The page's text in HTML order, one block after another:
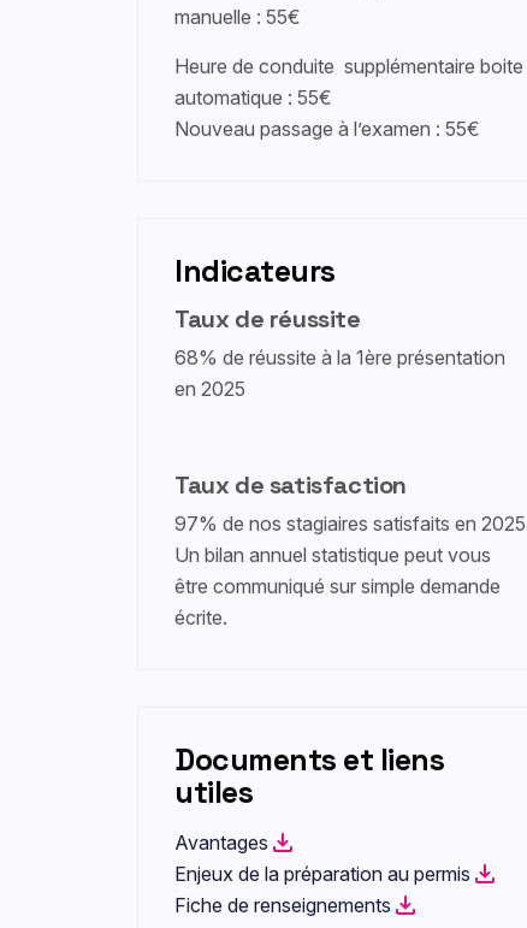
manuelle : 55€
Heure de conduite supplémentaire boite
automatique : 55€
Nouveau passage à l’examen : 55€
Indicateurs
Taux de réussite
68% de réussite à la 1ère présentation
en 2025
Taux de satisfaction
97% de nos stagiaires satisfaits en 2025
Un bilan annuel statistique peut vous
être communiqué sur simple demande
écrite.
Documents et liens
utiles
Avantages
Enjeux de la préparation au permis
Fiche de renseignements